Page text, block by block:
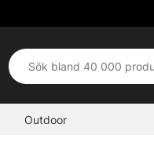
Outdoor